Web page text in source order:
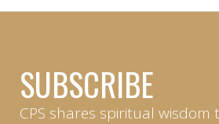
SUBSCRIBE
CPS shares spiritual